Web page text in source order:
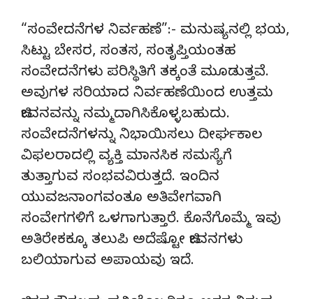
“ಸಂವೇದನೆಗಳ ನಿರ್ವಹಣೆ”:- ಮನುಷ್ಯನಲ್ಲಿ ಭಯ,
ಸಿಟ್ಟು ಬೇಸರ, ಸಂತಸ, ಸಂತೃಪ್ತಿಯಂತಹ
ಸಂವೇದನೆಗಳು ಪರಿಸ್ಥಿತಿಗೆ ತಕ್ಕಂತೆ ಮೂಡುತ್ತವೆ.
ಅವುಗಳ ಸರಿಯಾದ ನಿರ್ವಹಣೆಯಿಂದ ಉತ್ತಮ
ಜೀವನವನ್ನು ನಮ್ಮದಾಗಿಸಿಕೊಳ್ಳಬಹುದು.
ಸಂವೇದನೆಗಳನ್ನು ನಿಭಾಯಿಸಲು ದೀರ್ಘಕಾಲ
ವಿಫಲರಾದಲ್ಲಿ ವ್ಯಕ್ತಿ ಮಾನಸಿಕ ಸಮಸ್ಯೆಗೆ
ತುತ್ತಾಗುವ ಸಂಭವವಿರುತ್ತದೆ. ಇಂದಿನ
ಯುವಜನಾಂಗವಂತೂ ಅತಿವೇಗವಾಗಿ
ಸಂವೇಗಗಳಿಗೆ ಒಳಗಾಗುತ್ತಾರೆ. ಕೊನೆಗೊಮ್ಮೆ ಇವು
ಅತಿರೇಕಕ್ಕೂ ತಲುಪಿ ಅದೆಷ್ಟೋ ಜೀವನಗಳು
ಬಲಿಯಾಗುವ ಅಪಾಯವು ಇದೆ.